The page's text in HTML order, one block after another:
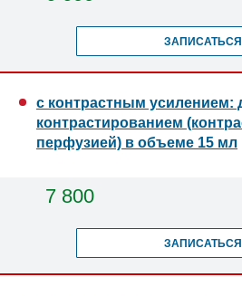
ЗАПИСАТЬСЯ
с контрастным усилением:
контрастированием
перфузией) в объеме 15 мл
7 800
ЗАПИСАТЬСЯ